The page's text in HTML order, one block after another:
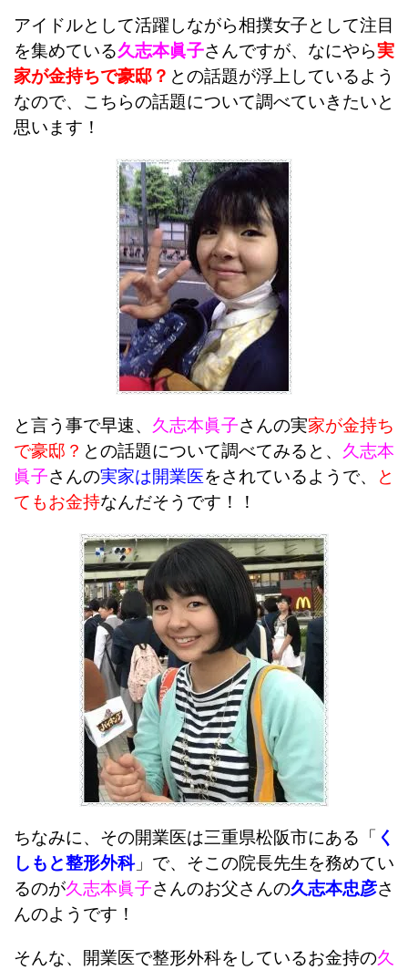
アイドルとして活躍しながら相撲女子として注目
を集めている久志本眞子さんですが、なにやら実
家が金持ちで豪邸？ との話題が浮上しているよう
なので、こちらの話題について調べていきたいと
思います！
と言う事で早速、 久志本眞子さんの実家が金持ち
で豪邸？ との話題について調べてみると、 久志本
眞子さんの実家は開業医をされているようで、
と
てもお金持なんだそうです！！
ちなみに、その開業医は三重県松阪市にある「 く
しもと整形外科」で、そこの院長先生を務めてい
るのが久志本眞子さんのお父さんの久志本忠彦さ
んのようです！
そんな、開業医で整形外科をしているお金持の久